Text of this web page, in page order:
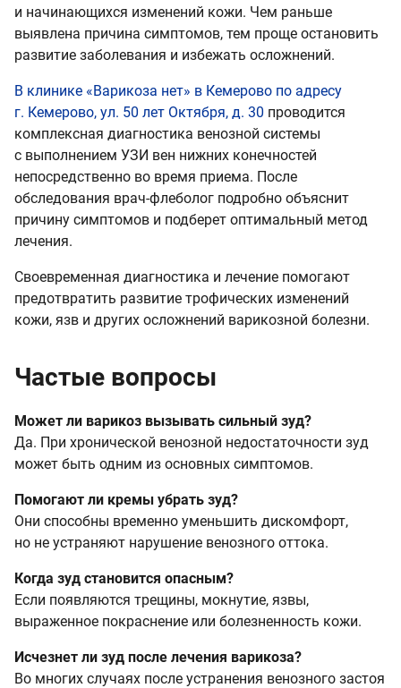
и начинающихся изменений кожи. Чем раньше
выявлена причина симптомов, тем проще остановить
развитие заболевания и избежать осложнений.
В клинике «Варикоза нет» в Кемерово по адресу
г. Кемерово, ул. 50 лет Октября, д. 30 проводится
комплексная диагностика венозной системы
с выполнением УЗИ вен нижних конечностей
непосредственно во время приема. После
обследования врач-флеболог подробно объяснит
причину симптомов и подберет оптимальный метод
лечения.
Своевременная диагностика и лечение помогают
предотвратить развитие трофических изменений
кожи, язв и других осложнений варикозной болезни.
Частые вопросы
Может ли варикоз вызывать сильный зуд?
Да. При хронической венозной недостаточности зуд
может быть одним из основных симптомов.
Помогают ли кремы убрать зуд?
Они способны временно уменьшить дискомфорт,
но не устраняют нарушение венозного оттока.
Когда зуд становится опасным?
Если появляются трещины, мокнутие, язвы,
выраженное покраснение или болезненность кожи.
Исчезнет ли зуд после лечения варикоза?
Во многих случаях после устранения венозного застоя